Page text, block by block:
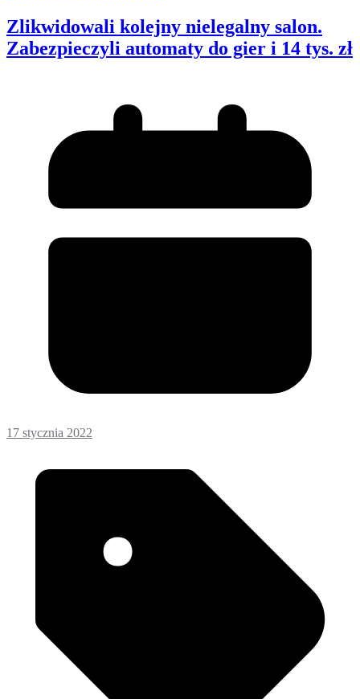
Zlikwidowali kolejny nielegalny salon.
Zabezpieczyli automaty do gier i 14 tys. zł
17 stycznia 2022